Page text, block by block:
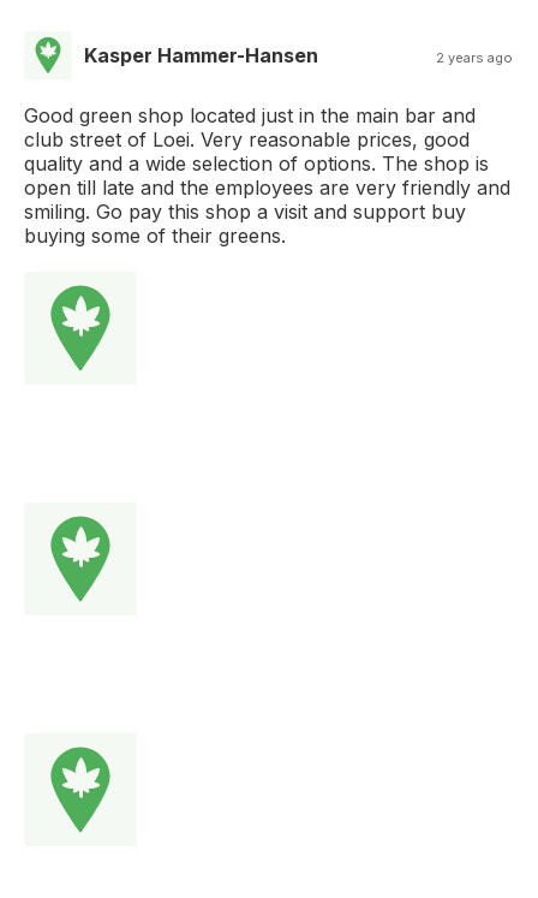
Kasper Hammer-Hansen 2 years ago
Good green shop located just in the main bar and
club street of Loei. Very reasonable prices, good
quality and a wide selection of options. The shop is
open till late and the employees are very friendly and
smiling. Go pay this shop a visit and support buy
buying some of their greens.